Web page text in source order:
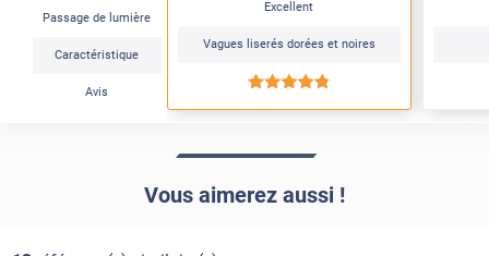
Passage de lumière
Caractéristique
Avis
Excellent
Vagues liserés dorées et noires
*****
Vous aimerez aussi !